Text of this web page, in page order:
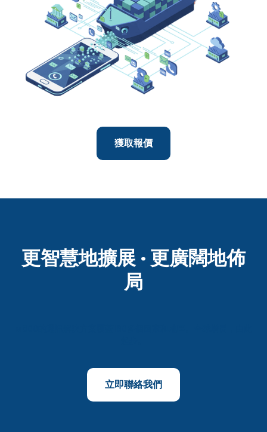
獲取報價
更智慧地擴展 · 更廣闊地佈
局
立即聯絡我們